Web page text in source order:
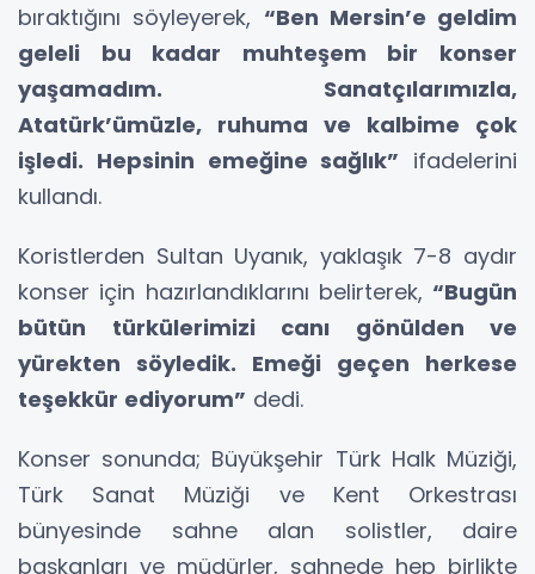
bıraktığını söyleyerek, “Ben Mersin’e geldim
geleli bu kadar muhteşem bir konser
yaşamadım. Sanatçılarımızla,
Atatürk’ümüzle, ruhuma ve kalbime çok
işledi. Hepsinin emeğine sağlık” ifadelerini
kullandı.
Koristlerden Sultan Uyanık, yaklaşık 7-8 aydır
konser için hazırlandıklarını belirterek, “Bugün
bütün türkülerimizi canı gönülden ve
yürekten söyledik. Emeği geçen herkese
teşekkür ediyorum” dedi.
Konser sonunda; Büyükşehir Türk Halk Müziği,
Türk Sanat Müziği ve Kent Orkestrası
bünyesinde sahne alan solistler, daire
başkanları ve müdürler, sahnede hep birlikte